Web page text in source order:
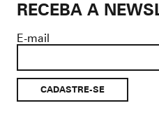
RECEBA A
E-mail